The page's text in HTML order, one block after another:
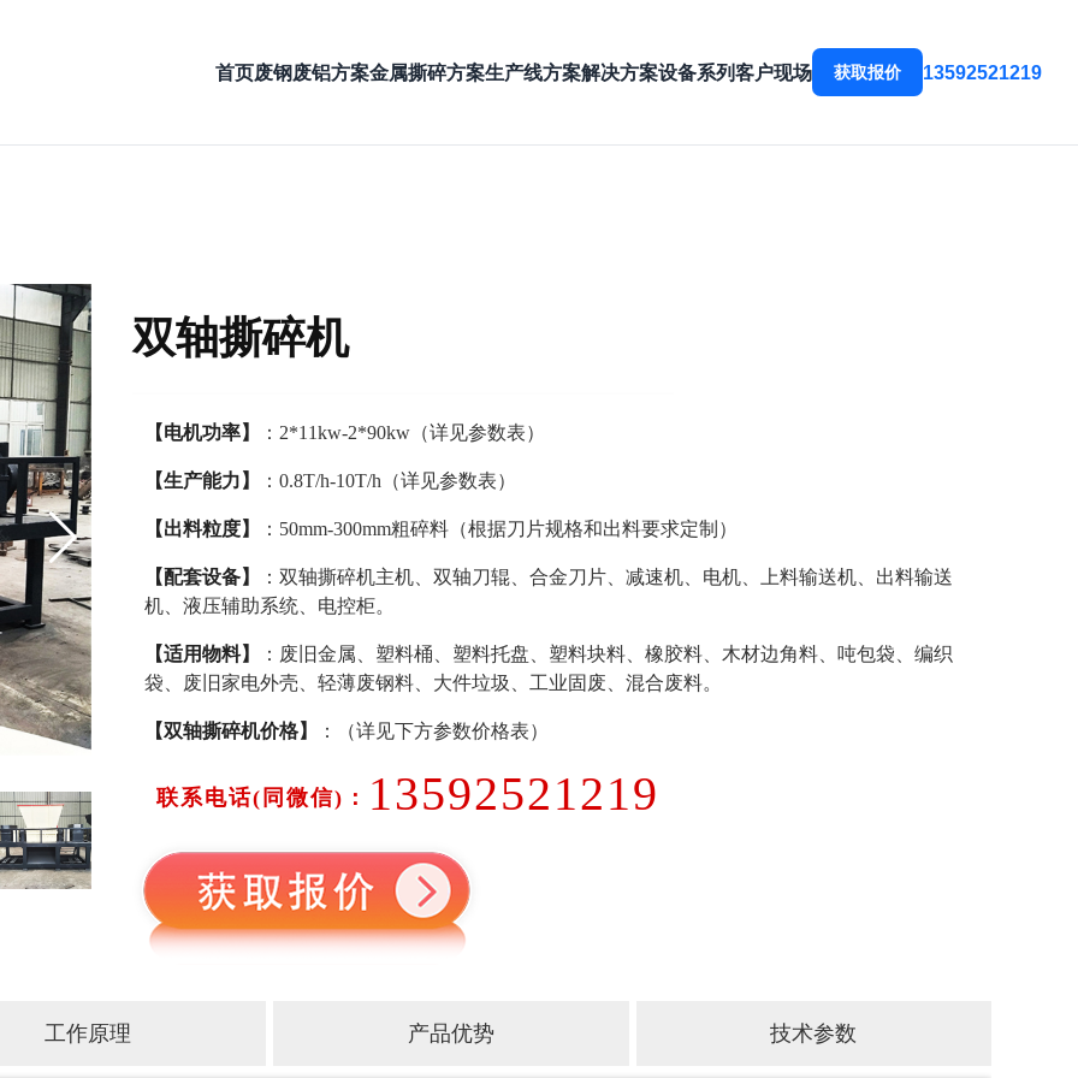
首页废钢废铝方案金属撕碎方案生产线方案解决方案设备系列客户现场 获取报价 13592521219
双轴撕碎机
【电机功率】 ：2*11kw-2*90kw（详见参数表）
【生产能力】 ：0.8T/h-10T/h（详见参数表）
【出料粒度】 ：50mm-300mm粗碎料（根据刀片规格和出料要求定制）
【配套设备】
：双轴撕碎机主机、双轴刀辊、合金刀片、减速机、电机、上料输送机、出料输送
机、液压辅助系统、电控柜。
【适用物料】
：废旧金属、塑料桶、塑料托盘、塑料块料、橡胶料、木材边角料、吨包袋、编织
袋、废旧家电外壳、轻薄废钢料、大件垃圾、工业固废、混合废料。
【双轴撕碎机价格】 ：（详见下方参数价格表）
联系电话(同微信)： 13592521219
工作原理 产品优势 技术参数